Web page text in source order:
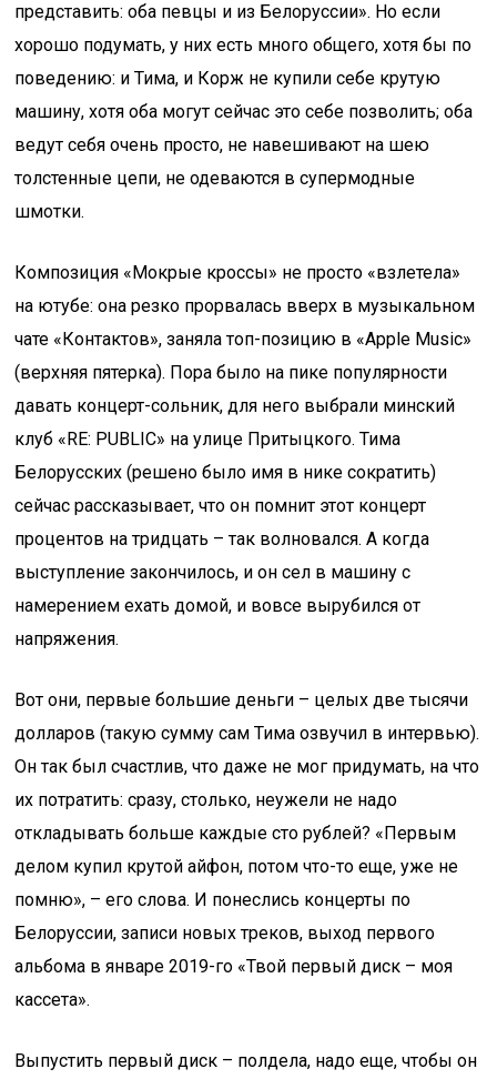
представить: оба певцы и из Белоруссии». Но если
хорошо подумать, у них есть много общего, хотя бы по
поведению: и Тима, и Корж не купили себе крутую
машину, хотя оба могут сейчас это себе позволить; оба
ведут себя очень просто, не навешивают на шею
толстенные цепи, не одеваются в супермодные
шмотки.
Композиция «Мокрые кроссы» не просто «взлетела»
на ютубе: она резко прорвалась вверх в музыкальном
чате «Контактов», заняла топ-позицию в «Apple Music»
(верхняя пятерка). Пора было на пике популярности
давать концерт-сольник, для него выбрали минский
клуб «RE: PUBLIC» на улице Притыцкого. Тима
Белорусских (решено было имя в нике сократить)
сейчас рассказывает, что он помнит этот концерт
процентов на тридцать – так волновался. А когда
выступление закончилось, и он сел в машину с
намерением ехать домой, и вовсе вырубился от
напряжения.
Вот они, первые большие деньги – целых две тысячи
долларов (такую сумму сам Тима озвучил в интервью).
Он так был счастлив, что даже не мог придумать, на что
их потратить: сразу, столько, неужели не надо
откладывать больше каждые сто рублей? «Первым
делом купил крутой айфон, потом что-то еще, уже не
помню», – его слова. И понеслись концерты по
Белоруссии, записи новых треков, выход первого
альбома в январе 2019-го «Твой первый диск – моя
кассета».
Выпустить первый диск – полдела, надо еще, чтобы он